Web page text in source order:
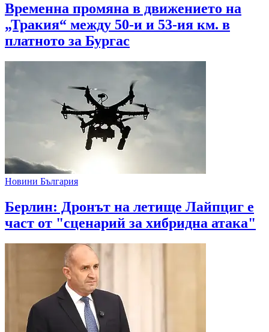
Временна промяна в движението на
„Тракия“ между 50-и и 53-ия км. в
платното за Бургас
Новини България
Берлин: Дронът на летище Лайпциг е
част от "сценарий за хибридна атака"